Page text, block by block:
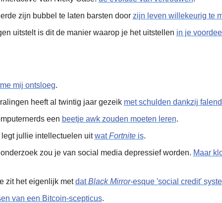
zijn bubbel te laten barsten door zijn leven willekeurig te
uitstelt is dit de manier waarop je het uitstellen in je
mij ontsloeg.
heeft al twintig jaar gezeik met schulden dankzij
een beetje awk zouden moeten leren.
jullie intellectuelen uit wat Fortnite is.
zou je van social media depressief worden. Maar
zit het eigenlijk met dat Black Mirror-esque 'social credit'
van een Bitcoin-scepticus.